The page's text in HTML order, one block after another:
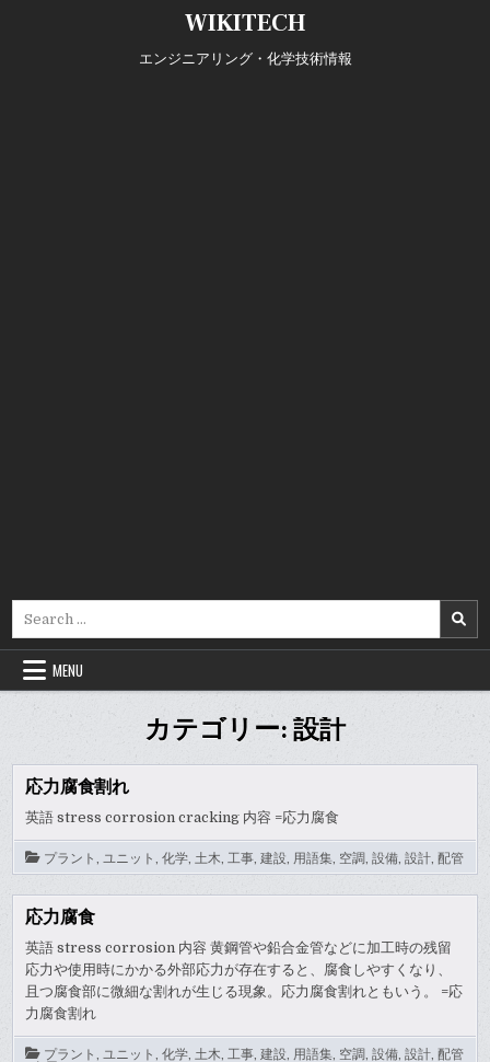
WIKITECH
エンジニアリング・化学技術情報
MENU
カテゴリー:設計
応力腐食割れ
英語 stress corrosion cracking 内容 =応力腐食
プラント ユニット ,化学 土木 工事 ,建設 用語集 空調 ,設備 ,設計 ,配管
応力腐食
英語 stress corrosion 内容 黄鋼管や鉛合金管などに加工時の残留
応力や使用時にかかる外部応力が存在すると、腐食しやすくなり、
且つ腐食部に微細な割れが生じる現象。応力腐食割れともいう。 =応
力腐食割れ
プラント ユニット ,化学 土木 工事 ,建設 用語集 空調 ,設備 ,設計 ,配管